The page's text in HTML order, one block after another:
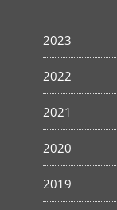
2023
2022
2021
2020
2019